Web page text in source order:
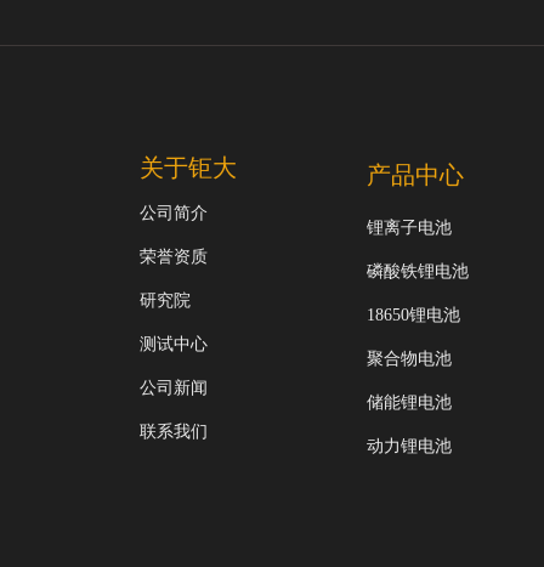
关于钜大
公司简介
荣誉资质
研究院
测试中心
公司新闻
联系我们
产品中心
锂离子电池
磷酸铁锂电池
18650锂电池
聚合物电池
储能锂电池
动力锂电池